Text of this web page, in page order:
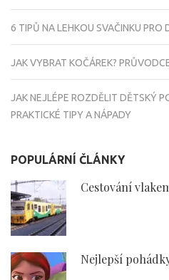
6 TIPŮ NA LEHKOU SVAČINKU PRO
JAK VYBRAT KOČÁREK?
JAK NEJLÉPE ROZDĚLIT DĚTSKÝ
PRAKTICKÉ TIPY A NÁPADY
POPULÁRNÍ ČLÁNKY
Cestování
Nejlepší